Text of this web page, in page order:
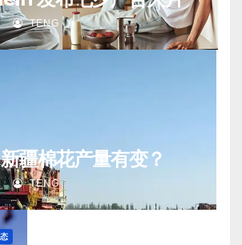
TENG
疆棉花产量有变？
TENG